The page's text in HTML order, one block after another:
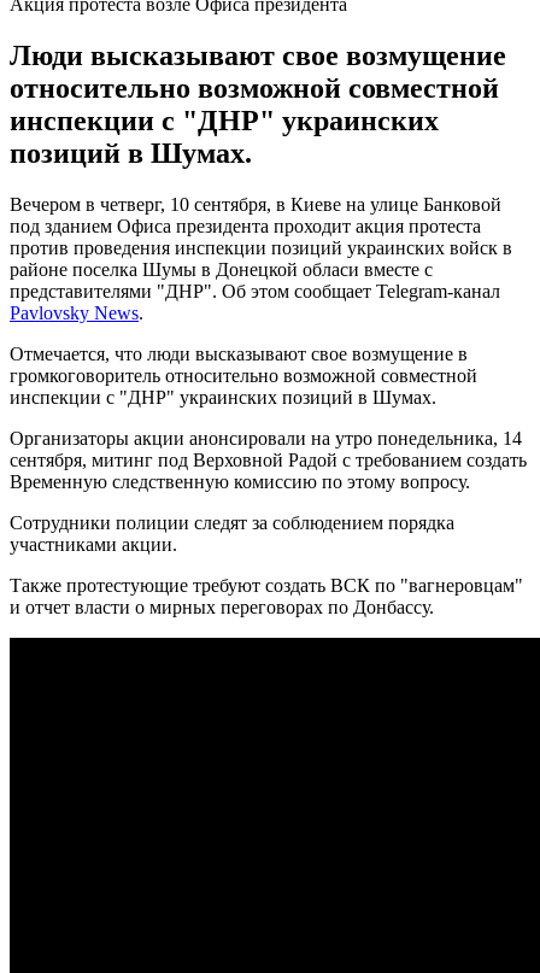
Люди высказывают свое возмущение
относительно возможной совместной
инспекции с "ДНР" украинских
позиций в Шумах.
Вечером в четверг, 10 сентября, в Киеве на улице Банковой
под зданием Офиса президента проходит акция протеста
против проведения инспекции позиций украинских войск в
районе поселка Шумы в Донецкой обласи вместе с
представителями "ДНР". Об этом сообщает Telegram-канал
Pavlovsky News.
Отмечается, что люди высказывают свое возмущение в
громкоговоритель относительно возможной совместной
инспекции с "ДНР" украинских позиций в Шумах.
Организаторы акции анонсировали на утро понедельника, 14
сентября, митинг под Верховной Радой с требованием создать
Временную следственную комиссию по этому вопросу.
Сотрудники полиции следят за соблюдением порядка
участниками акции.
Также протестующие требуют создать ВСК по "вагнеровцам"
и отчет власти о мирных переговорах по Донбассу.